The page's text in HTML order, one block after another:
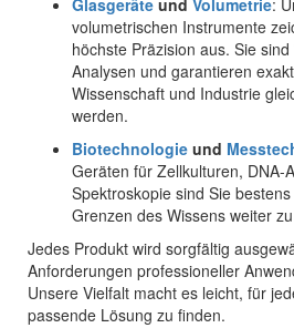
Glasgeräte und Volumetrie:
volumetrischen Instrumente
höchste Präzision aus. Sie
Analysen und garantieren
Wissenschaft und Industrie
werden.
Biotechnologie und
Geräten für Zellkulturen, DNA-
Spektroskopie sind Sie
Grenzen des Wissens weiter
Jedes Produkt wird sorgfältig
Anforderungen professioneller
Unsere Vielfalt macht es leicht, für
passende Lösung zu finden.